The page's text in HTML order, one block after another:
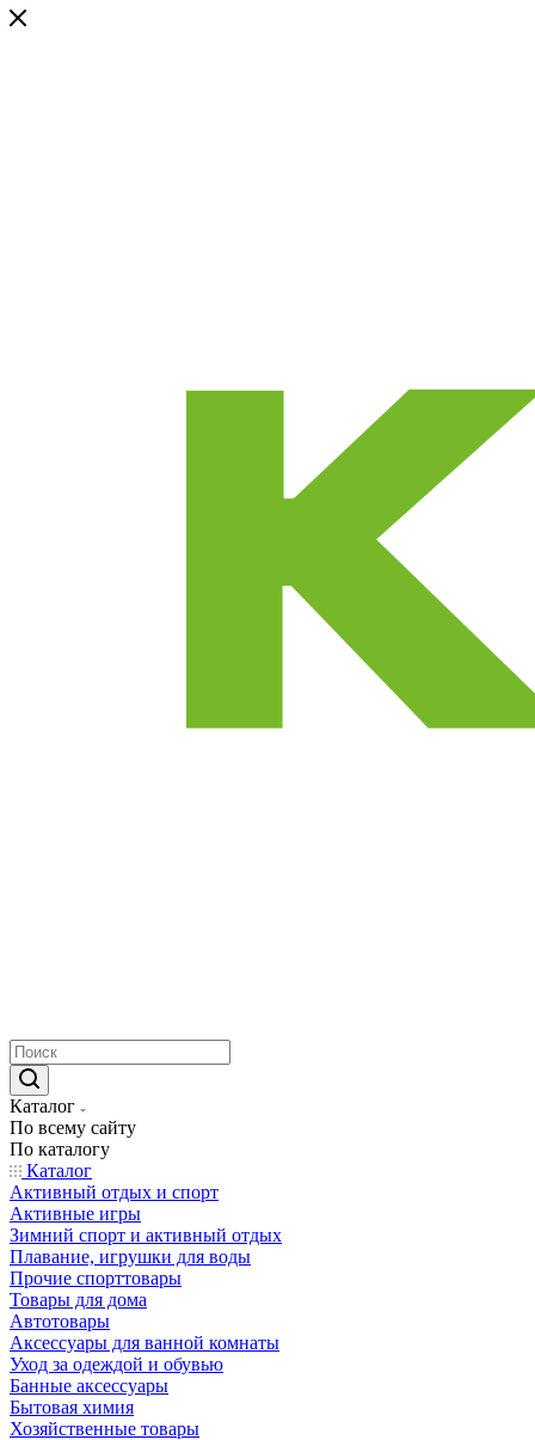
Каталог
По всему сайту
По каталогу
Каталог
Активный отдых и спорт
Активные игры
Зимний спорт и активный отдых
Плавание, игрушки для воды
Прочие спорттовары
Товары для дома
Автотовары
Аксессуары для ванной комнаты
Уход за одеждой и обувью
Банные аксессуары
Бытовая химия
Хозяйственные товары